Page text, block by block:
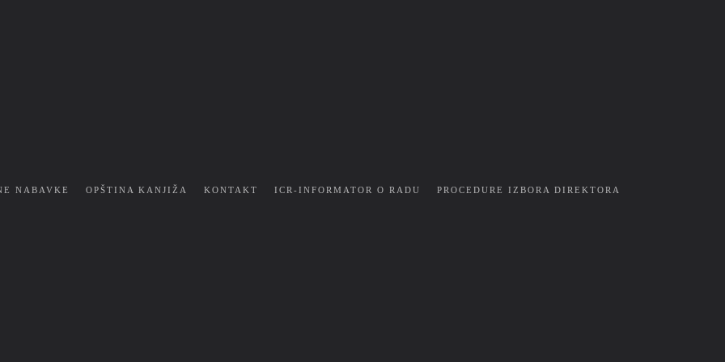
NABAVKE OPŠTINA KANJIŽA KONTAKT ICR-INFORMATOR O RADU PROCEDURE IZBORA DIREKTORA